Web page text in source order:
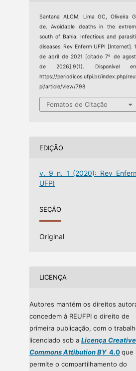
Santana ALCM, Lima GC, Oliveira
de. Avoidable deaths in the
south of Bahia: Infectious and
diseases. Rev Enferm UFPI [Internet].
de abril de 2021 [citado 7º de
de 2026];9(1). Disponível
https://periodicos.ufpi.br/index.php/
pi/article/view/798
Fomatos de Citação
EDIÇÃO
v. 9 n. 1 (2020): Rev
UFPI
SEÇÃO
Original
LICENÇA
Autores mantém os direitos
concedem à REUFPI o direito de
primeira publicação, com o
licenciado sob a Licença Creative
Commons Attibution BY4.0que
permite o compartilhamento do